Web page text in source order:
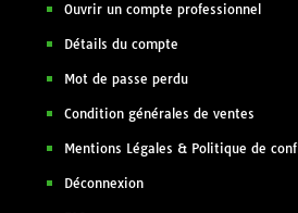
Ouvrir un compte professionnel
Détails du compte
Mot de passe perdu
Condition générales de ventes
Mentions Légales & Politique de
Déconnexion